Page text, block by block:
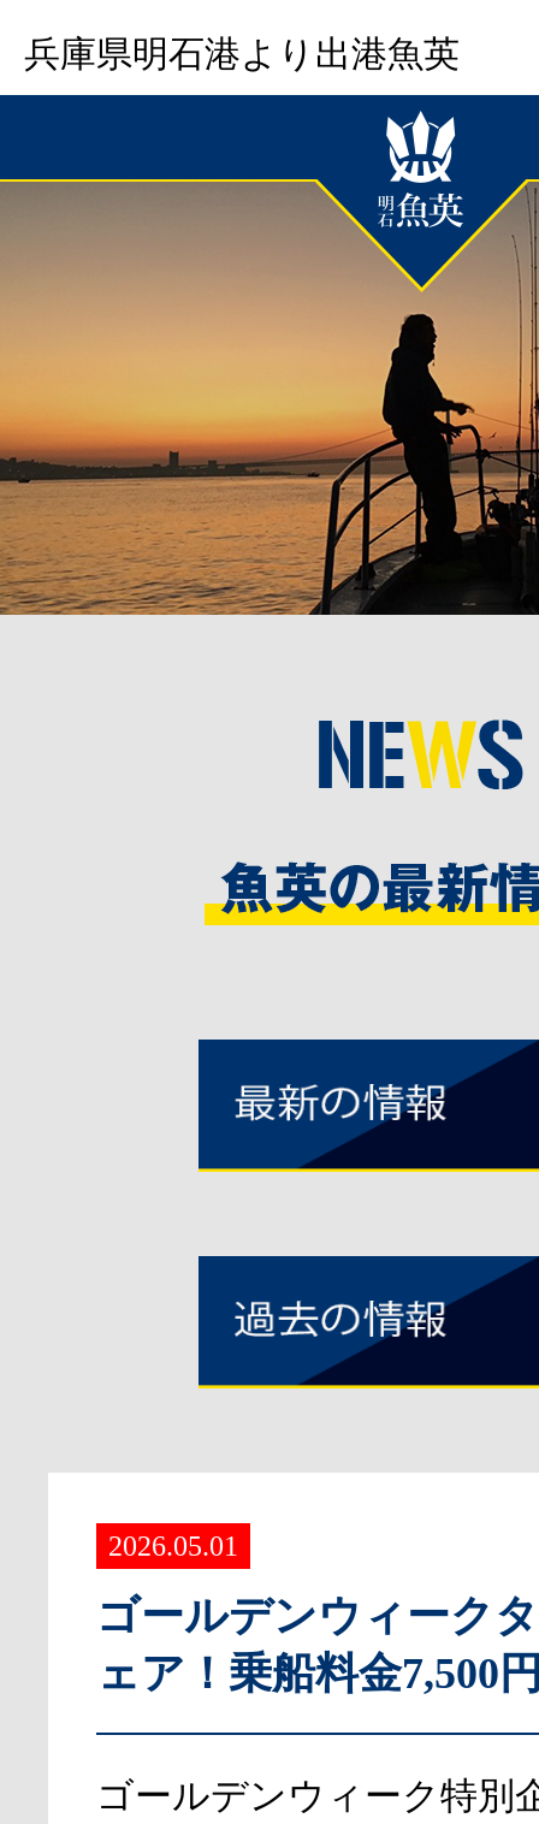
兵庫県明石港より出港魚英
2026.05.01
ゴールデンウィーク
ェア！乗船料金7,500
ゴールデンウィーク特別